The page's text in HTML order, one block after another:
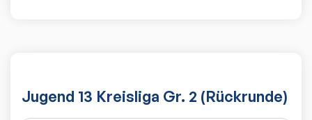
Jugend 13 Kreisliga Gr. 2 (Rückrunde)